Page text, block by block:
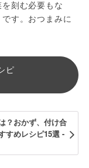
刻む必要もな
す。おつまみに
ピ
？おかず、付け合
すめレシピ15選 -